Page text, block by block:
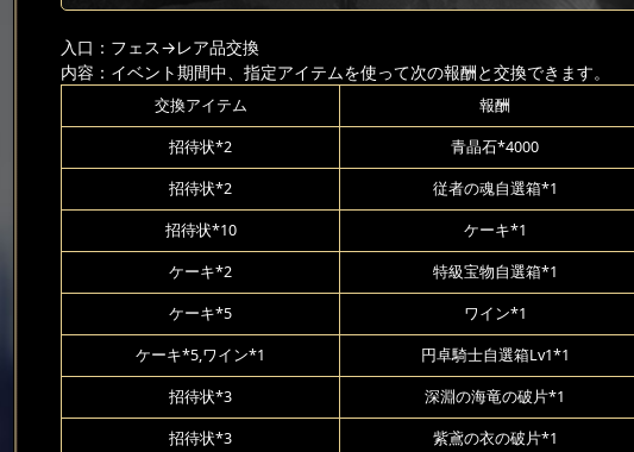
入口：フェス→レア品交換
内容：イベント期間中、指定アイテムを使って次の報酬と交換できます。
交換アイテム 報酬
招待状*2 青晶石*4000
招待状*2 従者の魂自選箱*1
招待状*10 ケーキ*1
ケーキ*2 特級宝物自選箱*1
ケーキ*5 ワイン*1
ケーキ*5,ワイン*1 円卓騎士自選箱Lv1*1
招待状*3 深淵の海竜の破片*1
招待状*3 紫鳶の衣の破片*1